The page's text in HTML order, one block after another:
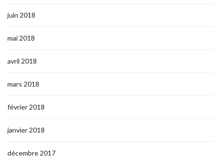
juin 2018
mai 2018
avril 2018
mars 2018
février 2018
janvier 2018
décembre 2017